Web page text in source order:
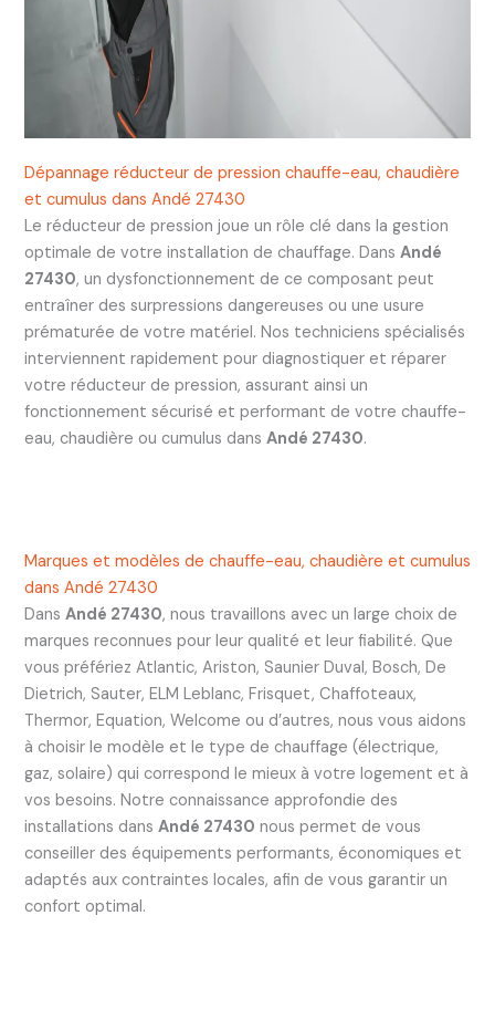
Dépannage réducteur de pression chauffe-eau, chaudière
et cumulus dans Andé 27430
Le réducteur de pression joue un rôle clé dans la gestion
optimale de votre installation de chauffage. Dans Andé
27430, un dysfonctionnement de ce composant peut
entraîner des surpressions dangereuses ou une usure
prématurée de votre matériel. Nos techniciens spécialisés
interviennent rapidement pour diagnostiquer et réparer
votre réducteur de pression, assurant ainsi un
fonctionnement sécurisé et performant de votre chauffe-
eau, chaudière ou cumulus dans Andé 27430.
Marques et modèles de chauffe-eau, chaudière et cumulus
dans Andé 27430
Dans Andé 27430, nous travaillons avec un large choix de
marques reconnues pour leur qualité et leur fiabilité. Que
vous préfériez Atlantic, Ariston, Saunier Duval, Bosch, De
Dietrich, Sauter, ELM Leblanc, Frisquet, Chaffoteaux,
Thermor, Equation, Welcome ou d’autres, nous vous aidons
à choisir le modèle et le type de chauffage (électrique,
gaz, solaire) qui correspond le mieux à votre logement et à
vos besoins. Notre connaissance approfondie des
installations dans Andé 27430 nous permet de vous
conseiller des équipements performants, économiques et
adaptés aux contraintes locales, afin de vous garantir un
confort optimal.